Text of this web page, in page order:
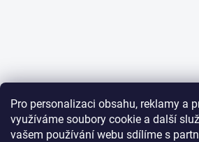
Pro personalizaci obsahu, reklamy a
využíváme soubory cookie a další
vašem používání webu sdílíme s